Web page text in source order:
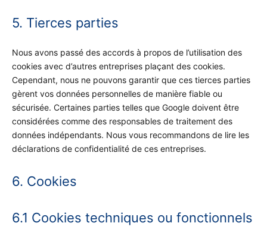
5. Tierces parties
Nous avons passé des accords à propos de l’utilisation des
cookies avec d’autres entreprises plaçant des cookies.
Cependant, nous ne pouvons garantir que ces tierces parties
gèrent vos données personnelles de manière fiable ou
sécurisée. Certaines parties telles que Google doivent être
considérées comme des responsables de traitement des
données indépendants. Nous vous recommandons de lire les
déclarations de confidentialité de ces entreprises.
6. Cookies
6.1 Cookies techniques ou fonctionnels